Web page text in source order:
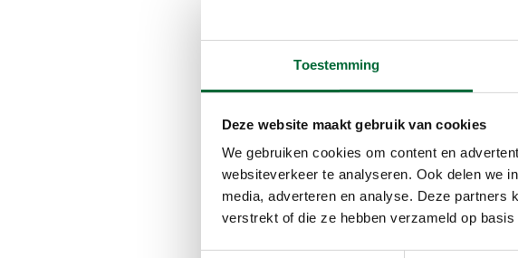
Toestemming
Deze website maakt gebruik van cookies
We gebruiken cookies om content en
websiteverkeer te analyseren. Ook delen we
media, adverteren en analyse. Deze partners
verstrekt of die ze hebben verzameld op
heb je de mogelijkheid om van
Bovendien is er vaak ruimte om er
ongeacht of het om een
wandelervaring betreft. Laat je
schoonheid van Nederland te voet.